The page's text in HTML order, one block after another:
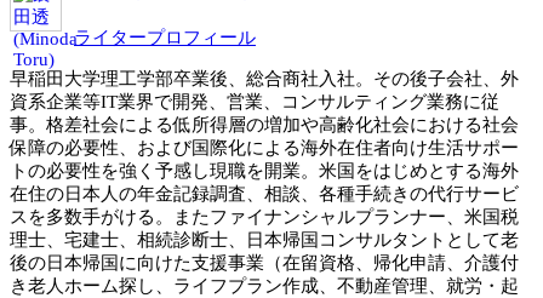
ライタープロフィール
早稲田大学理工学部卒業後、総合商社入社。その後子会社、外
資系企業等IT業界で開発、営業、コンサルティング業務に従
事。格差社会による低所得層の増加や高齢化社会における社会
保障の必要性、および国際化による海外在住者向け生活サポー
トの必要性を強く予感し現職を開業。米国をはじめとする海外
在住の日本人の年金記録調査、相談、各種手続きの代行サービ
スを多数手がける。またファイナンシャルプランナー、米国税
理士、宅建士、相続診断士、日本帰国コンサルタントとして老
後の日本帰国に向けた支援事業（在留資格、帰化申請、介護付
き老人ホーム探し、ライフプラン作成、不動産管理、就労・起